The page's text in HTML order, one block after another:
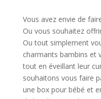
Vous avez envie de
Ou vous souhaitez
Ou tout simplement
charmants bambins et
tout en éveillant leur
souhaitons vous faire
une box pour bébé et